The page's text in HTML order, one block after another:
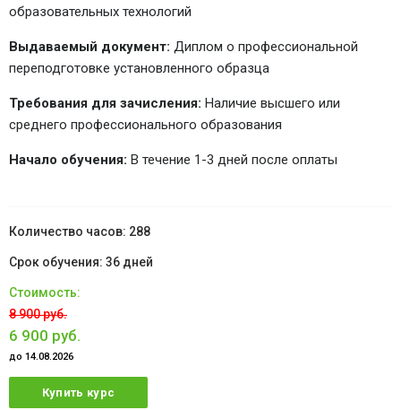
образовательных технологий
Выдаваемый документ: Диплом о профессиональной
переподготовке установленного образца
Требования для зачисления: Наличие высшего или
среднего профессионального образования
Начало обучения: В течение 1-3 дней после оплаты
288
36 дней
8 900 руб.
6 900 руб.
до 14.08.2026
Купить курс